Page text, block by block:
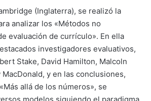
(Inglaterra), se realizó la
analizar los «Métodos no
evaluación de currículo». En ella
investigadores evaluativos,
Stake, David Hamilton, Malcoln
y en las conclusiones,
allá de los números», se
modelos siguiendo el paradigma